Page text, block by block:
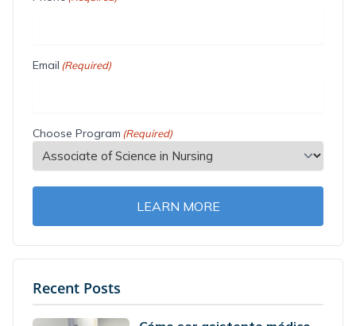
Email (Required)
Choose Program (Required)
LEARN MORE
Recent Posts